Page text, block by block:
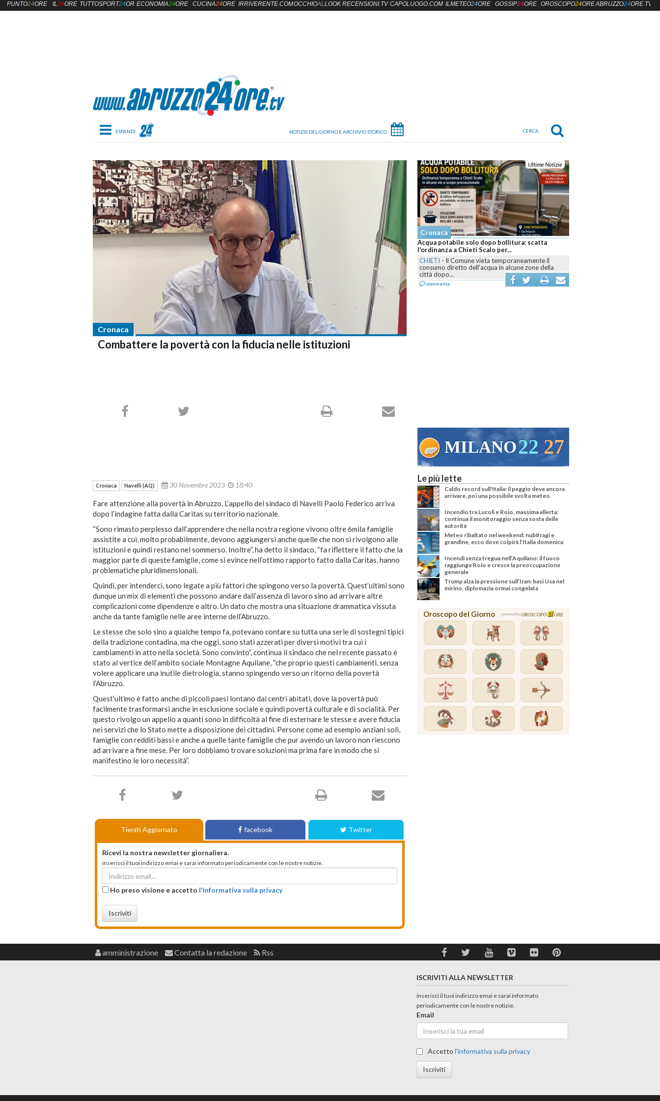
Toggle navigation
Cronaca
Combattere la povertà con la fiducia nelle istituzioni
Ultime Notizie
Acqua potabile solo dopo bollitura: scatta
l'ordinanza a Chieti Scalo per...
Il Comune vieta temporaneamente il
consumo diretto dell'acqua in alcune zone della
città dopo...
Cronaca
Notte di paura a Pescara: diversi minorenni in
ospedale dopo un abuso di alcol
PESCARA-Intervento di ambulanze e polizia sul
lungomare nord dopo i malori accusati da numerosi
27 VENEZIA21
Cronaca Navelli (AQ) 30 Novembre 2023 18:40
Fare attenzione alla povertà in Abruzzo. L’appello del sindaco di Navelli Paolo Federico arriva
dopo l’indagine fatta dalla Caritas su territorio nazionale.
“Sono rimasto perplesso dall’apprendere che nella nostra regione vivono oltre 6mila famiglie
assistite a cui, molto probabilmente, devono aggiungersi anche quelle che non si rivolgono alle
istituzioni e quindi restano nel sommerso. Inoltre”, ha detto il sindaco, “fa riflettere il fatto che la
maggior parte di queste famiglie, come si evince nell’ottimo rapporto fatto dalla Caritas, hanno
problematiche pluridimensionali.
Quindi, per intenderci, sono legate a più fattori che spingono verso la povertà. Quest’ultimi sono
dunque un mix di elementi che possono andare dall’assenza di lavoro sino ad arrivare altre
complicazioni come dipendenze e altro. Un dato che mostra una situazione drammatica vissuta
anche da tante famiglie nelle aree interne dell’Abruzzo.
Le stesse che solo sino a qualche tempo fa, potevano contare su tutta una serie di sostegni tipici
della tradizione contadina, ma che oggi, sono stati azzerati per diversi motivi tra cui i
cambiamenti in atto nella società. Sono convinto”, continua il sindaco che nel recente passato è
stato al vertice dell’ambito sociale Montagne Aquilane, “che proprio questi cambiamenti, senza
volere applicare una inutile dietrologia, stanno spingendo verso un ritorno della povertà
l’Abruzzo.
Quest’ultimo è fatto anche di piccoli paesi lontano dai centri abitati, dove la povertà può
facilmente trasformarsi anche in esclusione sociale e quindi povertà culturale e di socialità. Per
questo rivolgo un appello a quanti sono in difficoltà al fine di esternare le stesse e avere fiducia
nei servizi che lo Stato mette a disposizione dei cittadini. Persone come ad esempio anziani soli,
famiglie con redditi bassi e anche a quelle tante famiglie che pur avendo un lavoro non riescono
ad arrivare a fine mese. Per loro dobbiamo trovare soluzioni ma prima fare in modo che si
manifestino le loro necessità”.
Tieniti Aggiornato facebook Twitter
Ricevi la nostra newsletter giornaliera.
inserisci il tuoi indirizzo emai e sarai informato periodicamente con le nostre notizie.
Ho preso visione e accetto l'informativa sulla privacy
Iscriviti
Le più lette
Caldo record sull'Italia: il peggio deve ancora
arrivare, poi una possibile svolta meteo
Incendio tra Lucoli e Roio, massima allerta:
continua il monitoraggio senza sosta delle
autorità
Meteo ribaltato nel weekend: nubifragi e
grandine, ecco dove colpirà l’Italia domenica
Incendi senza tregua nell’Aquilano: il fuoco
raggiunge Roio e cresce la preoccupazione
generale
Trump alza la pressione sull’Iran: basi Usa nel
mirino, diplomazia ormai congelata
Oroscopo del Giorno powered byOROSCOPO ORE
PUNTO24ORE IL24ORE TUTTOSPORT24OREECONOMIA24ORE CUCINA24ORE IRRIVERENTE.COMOCCHIOALLOOK RECENSIONI.TV CAPOLUOGO.COM ILMETEO24ORE GOSSIP24ORE OROSCOPO24OREABRUZZO24ORE.TV
amministrazione Contatta la redazione Rss
ISCRIVITI ALLA NEWSLETTER
inserisci il tuoi indirizzo emai e sarai informato
periodicamente con le nostre notizie.
Email
Accettol'informativa sulla privacy
Iscriviti